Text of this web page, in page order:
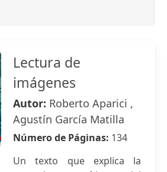
Lectura de
imágenes
Autor: Roberto Aparici ,
Agustín García Matilla
Número de Páginas: 134
Un texto que explica la